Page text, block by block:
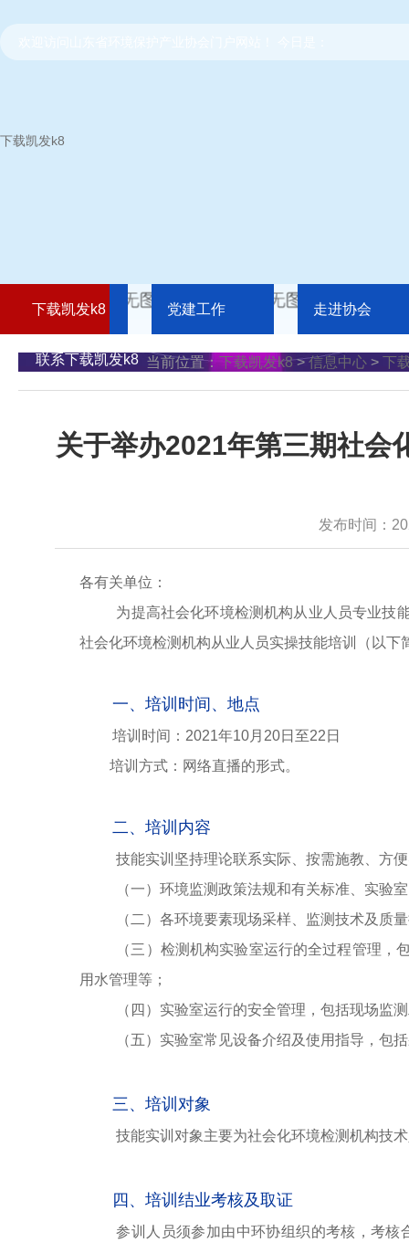
下载凯发k8
下载凯发k8 党建工作 走进协会
联系下载凯发k8 当前位置： 下载凯发k8>信息中心 > 下
关于举办2021年第三期社会
发布时间：
各有关单位：
为提高社会化环境检测机构从业人员专业技
社会化环境检测机构从业人员实操技能培训（以
一、培训时间、地点
培训时间：2021年10月20日至22日
培训方式：网络直播的形式。
二、培训内容
技能实训坚持理论联系实际、按需施教、方
（一）环境监测政策法规和有关标准、实验
（二）各环境要素现场采样、监测技术及质
（三）检测机构实验室运行的全过程管理
用水管理等；
（四）实验室运行的安全管理，包括现场监
（五）实验室常见设备介绍及使用指导，包
三、培训对象
技能实训对象主要为社会化环境检测机构技
四、培训结业考核及取证
参训人员须参加由中环协组织的考核，考